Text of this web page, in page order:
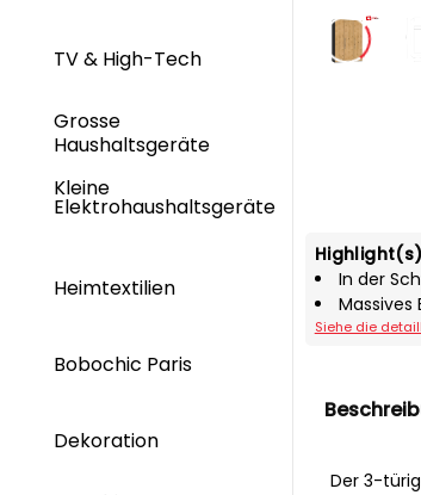
TV & High-Tech
Grosse
Haushaltsgeräte
Kleine
Elektrohaushaltsgeräte
Heimtextilien
Bobochic Paris
Dekoration
Highlight(s)
In der
Massives
Siehe die
Der 3-